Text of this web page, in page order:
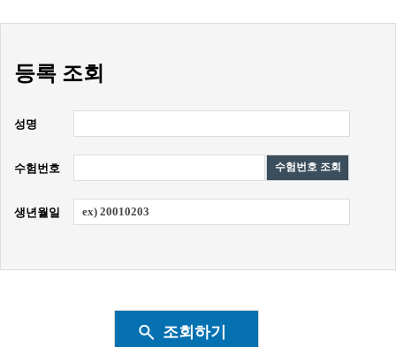
등록 조회
성명
수험번호
생년월일
수험번호 조회
조회하기